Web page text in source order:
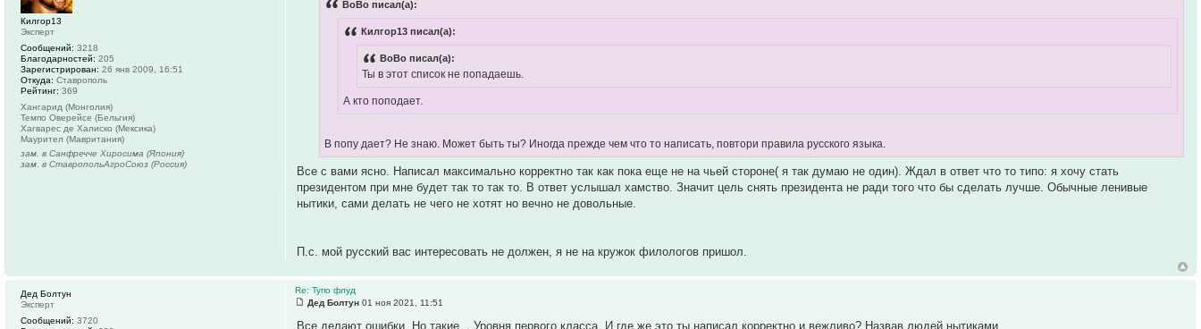
BoBo писал(а):
Килгор13 писал(а):
BoBo писал(а):
Ты в этот список не попадаешь.
А кто поподает.
В попу дает? Не знаю. Может быть ты? Иногда прежде чем что то написать, повтори правила русского языка.
Все с вами ясно. Написал максимально корректно так как пока еще не на чьей стороне( я так думаю не один). Ждал в ответ что то типо: я хочу стать
президентом при мне будет так то так то. В ответ услышал хамство. Значит цель снять президента не ради того что бы сделать лучше. Обычные ленивые
нытики, сами делать не чего не хотят но вечно не довольные.
П.с. мой русский вас интересовать не должен, я не на кружок филологов пришол.
Килгор13
Эксперт
Сообщений: 3218
Благодарностей: 205
Зарегистрирован: 26 янв 2009, 16:51
Откуда: Ставрополь
Рейтинг: 369
Хангарид (Монголия)
Темпо Оверейсе (Бельгия)
Хагварес де Халиско (Мексика)
Маурител (Мавритания)
зам. в Санфречче Хиросима (Япония)
зам. в СтавропольАгроСоюз (Россия)
Re: Тупо флуд
Дед Болтун 01 ноя 2021, 11:51
Все делают ошибки. Но такие... Уровня первого класса. И где же это ты написал корректно и вежливо? Назвав людей нытиками.
Дед Болтун
Эксперт
Сообщений: 3720